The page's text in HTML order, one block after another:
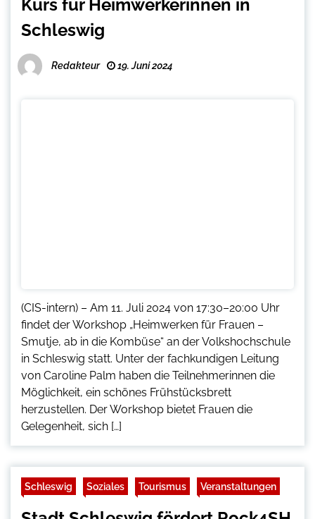
Kurs für Heimwerkerinnen in
Schleswig
Redakteur 19. Juni 2024
(CIS-intern) – Am 11. Juli 2024 von 17:30–20:00 Uhr
findet der Workshop „Heimwerken für Frauen –
Smutje, ab in die Kombüse“ an der Volkshochschule
in Schleswig statt. Unter der fachkundigen Leitung
von Caroline Palm haben die Teilnehmerinnen die
Möglichkeit, ein schönes Frühstücksbrett
herzustellen. Der Workshop bietet Frauen die
Gelegenheit, sich […]
Schleswig Soziales Tourismus Veranstaltungen